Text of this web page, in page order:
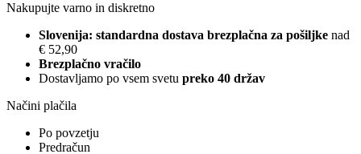
Nakupujte varno in diskretno
Slovenija: standardna dostava brezplačna za pošiljke nad
€ 52,90
Brezplačno vračilo
Dostavljamo po vsem svetu preko 40 držav
Načini plačila
Po povzetju
Predračun